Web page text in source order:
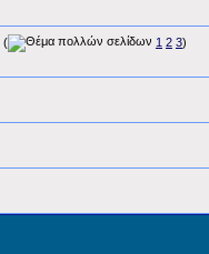
( 1 2 3)